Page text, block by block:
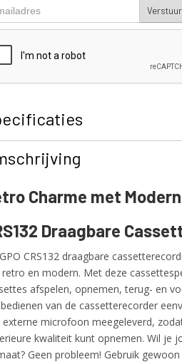
Verstuur
code
gewichtCharme met
Draagbare
CRS132 draagbare
retro en modern. Met deze
afspelen, opnemen, terug- en
van de cassetterecorder
externe microfoon meegeleverd,
kwaliteit kunt opnemen. Wil je
Geen probleem! Gebruik